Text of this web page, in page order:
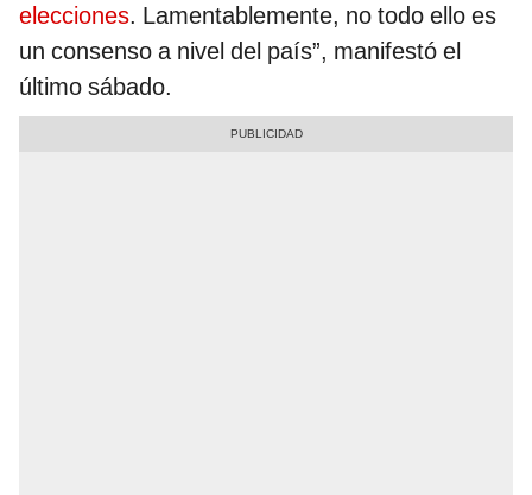
elecciones. Lamentablemente, no todo ello es
un consenso a nivel del país”, manifestó el
último sábado.